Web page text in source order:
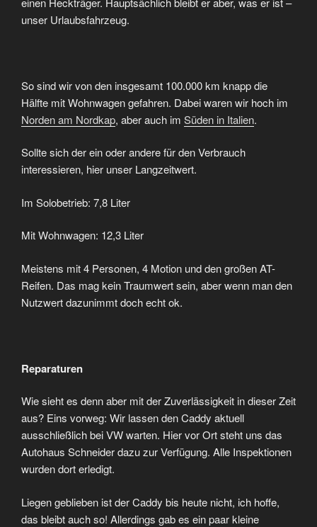
unser Urlaubsfahrzeug.
So sind wir von den insgesamt 100.000 km knapp die
Hälfte mit Wohnwagen gefahren. Dabei waren wir hoch im
Norden am Nordkap, aber auch im Süden in Italien.
Sollte sich der ein oder andere für den Verbrauch
interessieren, hier unser Langzeitwert.
Im Solobetrieb: 7,8 Liter
Mit Wohnwagen: 12,3 Liter
Meistens mit 4 Personen, 4 Motion und den großen AT-
Reifen. Das mag kein Traumwert sein, aber wenn man den
Nutzwert dazunimmt doch echt ok.
Reparaturen
Wie sieht es denn aber mit der Zuverlässigkeit in dieser Zeit
aus? Eins vorweg: Wir lassen den Caddy aktuell
ausschließlich bei VW warten. Hier vor Ort steht uns das
Autohaus Schneider dazu zur Verfügung. Alle Inspektionen
wurden dort erledigt.
Liegen geblieben ist der Caddy bis heute nicht, ich hoffe,
das bleibt auch so! Allerdings gab es ein paar kleine